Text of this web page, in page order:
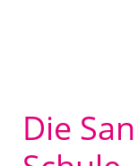
Die